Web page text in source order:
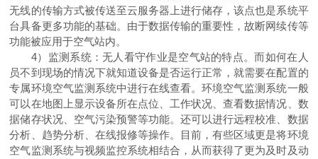
无线的传输方式被传送至云服务器上进行储存，该点也是系统平
台具备更多功能的基础。由于数据传输的重要性，故断网续传等
功能被应用于空气站内。
4）监测系统：无人看守作业是空气站的特点。而如何在人
员不到现场的情况下就知道设备是否运行正常，就需要在配置的
专属环境空气监测系统中进行在线查看。环境空气监测系统一般
可以在地图上显示设备所在点位、工作状况、查看数据情况、数
据储存状况、空气污染预警等功能。还可以进行远程校准、数据
分析、趋势分析、在线报修等操作。目前，有些区域更是将环境
空气监测系统与视频监控系统相结合，从而获得了更为及时及动